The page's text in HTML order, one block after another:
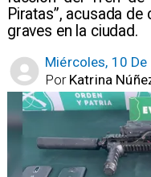
Piratas”, acusada
graves en la ciudad.
Miércoles, 10
Katrina
Por